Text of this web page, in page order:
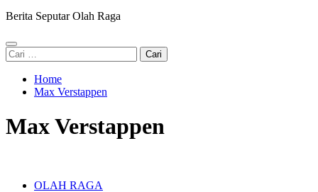
Berita Seputar Olah Raga
Primary
Menu
Cari
untuk:
Home
Max Verstappen
Max Verstappen
OLAH RAGA